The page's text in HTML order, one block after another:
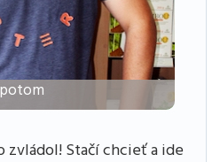
potom
zvládol! Stačí chcieť a ide